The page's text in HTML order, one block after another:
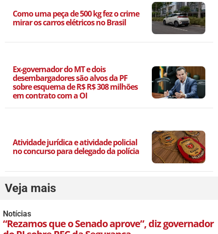
Como uma peça de 500 kg fez o crime
mirar os carros elétricos no Brasil
Ex-governador do MT e dois
desembargadores são alvos da PF
sobre esquema de R$ R$ 308 milhões
em contrato com a OI
Atividade jurídica e atividade policial
no concurso para delegado da polícia
Veja mais
Notícias
“Rezamos que o Senado aprove”, diz governador